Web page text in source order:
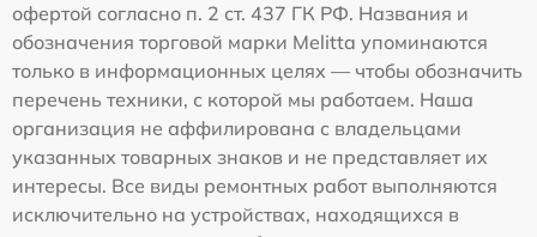
офертой согласно п. 2 ст. 437 ГК РФ. Названия и
обозначения торговой марки Melitta упоминаются
только в информационных целях — чтобы обозначить
перечень техники, с которой мы работаем. Наша
организация не аффилирована с владельцами
указанных товарных знаков и не представляет их
интересы. Все виды ремонтных работ выполняются
исключительно на устройствах, находящихся в